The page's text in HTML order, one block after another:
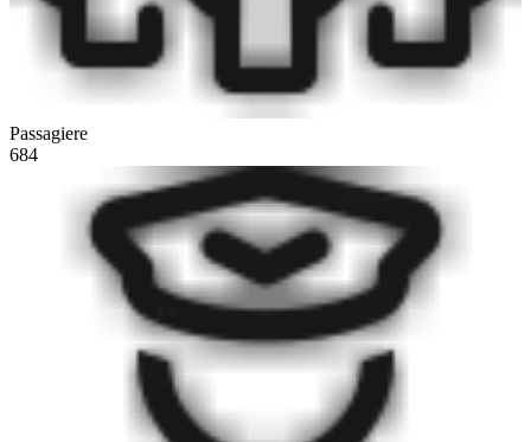
Passagiere
684